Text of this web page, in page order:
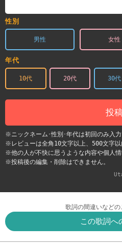
性別
男性 女性
年代
10代 20代 30代
投
※ニックネーム･性別･年代は初回のみ入力
※レビューは全角10文字以上、500文字以
※他の人が不快に思うような内容や個人情
※投稿後の編集・削除はできません。
歌詞の間違いなどの
この歌詞へ